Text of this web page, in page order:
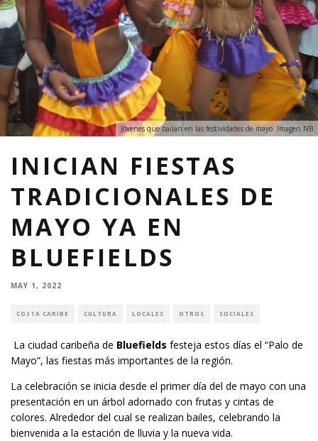
Jóvenes que bailan en las festividades de mayo. Imagen NB
INICIAN FIESTAS
TRADICIONALES DE
MAYO YA EN
BLUEFIELDS
MAY 1, 2022
COSTA CARIBE CULTURA LOCALES OTROS SOCIALES
La ciudad caribeña de Bluefields festeja estos días el “Palo de
Mayo”, las fiestas más importantes de la región.
La celebración se inicia desde el primer día del de mayo con una
presentación en un árbol adornado con frutas y cintas de
colores. Alrededor del cual se realizan bailes, celebrando la
bienvenida a la estación de lluvia y la nueva vida.